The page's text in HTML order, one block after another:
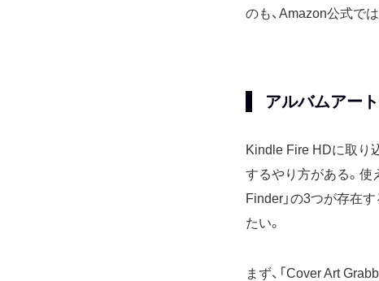
のも、Amazon公式で
アルバムアー
Kindle Fire HDに取り
するやり方がある。使
Finder」の3つが存在
たい。
まず、「Cover Art